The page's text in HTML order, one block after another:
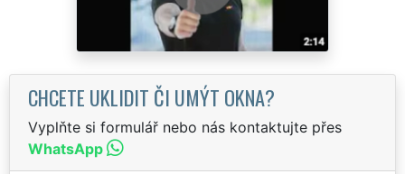
CHCETE UKLIDIT ČI UMÝT OKNA?
Vyplňte si formulář nebo nás kontaktujte přes
WhatsApp